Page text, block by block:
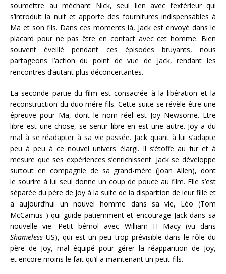
soumettre au méchant Nick, seul lien avec l’extérieur qui
s’introduit la nuit et apporte des fournitures indispensables à
Ma et son fils. Dans ces moments là, Jack est envoyé dans le
placard pour ne pas être en contact avec cet homme. Bien
souvent éveillé pendant ces épisodes bruyants, nous
partageons l’action du point de vue de Jack, rendant les
rencontres d’autant plus déconcertantes.
La seconde partie du film est consacrée à la libération et la
reconstruction du duo mére-fils. Cette suite se révèle être une
épreuve pour Ma, dont le nom réel est Joy Newsome. Etre
libre est une chose, se sentir libre en est une autre. Joy a du
mal à se réadapter à sa vie passée. Jack quant à lui s’adapte
peu à peu à ce nouvel univers élargi. Il s’étoffe au fur et à
mesure que ses expériences s’enrichissent. Jack se développe
surtout en compagnie de sa grand-mère (Joan Allen), dont
le sourire à lui seul donne un coup de pouce au film. Elle s’est
séparée du père de Joy à la suite de la disparition de leur fille et
a aujourd’hui un nouvel homme dans sa vie, Léo (Tom
McCamus ) qui guide patiemment et encourage Jack dans sa
nouvelle vie. Petit bémol avec William H Macy (vu dans
Shameless US), qui est un peu trop prévisible dans le rôle du
père de Joy, mal équipé pour gérer la réapparition de Joy,
et encore moins le fait qu’il a maintenant un petit-fils.